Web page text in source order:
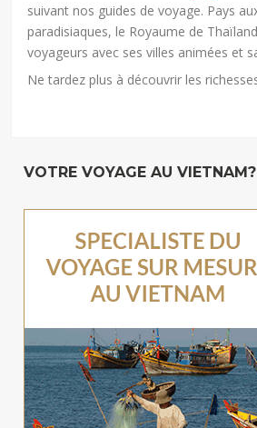
suivant nos guides de voyage. Pays
paradisiaques, le Royaume de
voyageurs avec ses villes animées et
Ne tardez plus à découvrir les
VOTRE VOYAGE AU VIETNAM?